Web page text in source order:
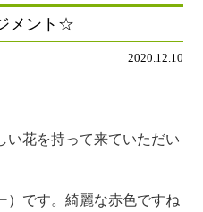
食事
【三芳ケアステーション】
地域介護支援センター】
看護部のご案内
報
三芳野会
メント☆
2020.12.10
い花を持って来ていただい
）です。綺麗な赤色ですね